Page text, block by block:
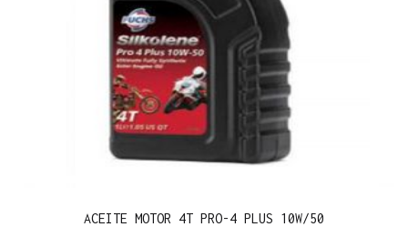
ACEITE MOTOR 4T PRO-4 PLUS 10W/50